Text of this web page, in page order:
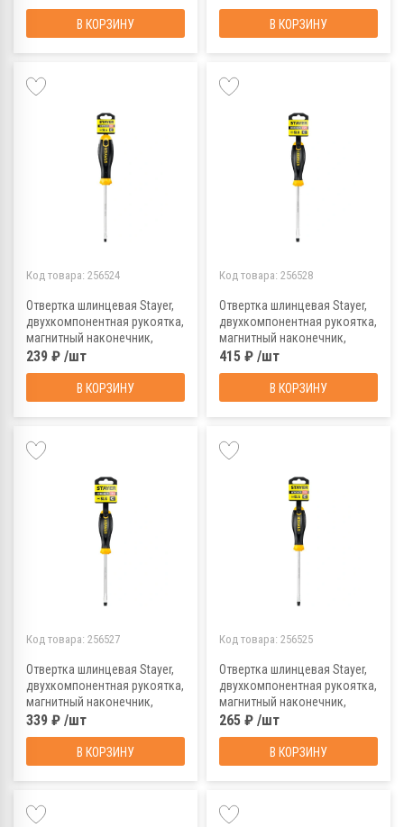
В КОРЗИНУ В КОРЗИНУ
Код товара: 256524
Отвертка шлинцевая Stayer,
двухкомпонентная рукоятка,
магнитный наконечник,
SL4x100 мм
239 ₽ /шт
В КОРЗИНУ
Код товара: 256528
Отвертка шлинцевая Stayer,
двухкомпонентная рукоятка,
магнитный наконечник,
SL8x150 мм
415 ₽ /шт
В КОРЗИНУ
Код товара: 256527
Отвертка шлинцевая Stayer,
двухкомпонентная рукоятка,
магнитный наконечник,
SL6x100 мм
339 ₽ /шт
В КОРЗИНУ
Код товара: 256525
Отвертка шлинцевая Stayer,
двухкомпонентная рукоятка,
магнитный наконечник,
SL5x100 мм
265 ₽ /шт
В КОРЗИНУ